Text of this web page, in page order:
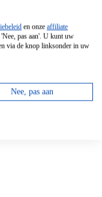
en onze affiliate
pas aan'. U kunt uw
via de knop linksonder in uw
Nee, pas aan